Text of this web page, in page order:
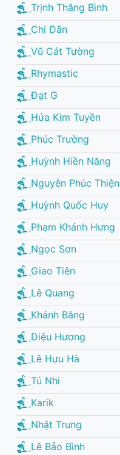
Trịnh Thăng Bình
Chi Dân
Vũ Cát Tường
Rhymastic
Đạt G
Hứa Kim Tuyền
Phúc Trường
Huỳnh Hiền Năng
Nguyễn Phúc Thiện
Huỳnh Quốc Huy
Phạm Khánh Hưng
Ngọc Sơn
Giao Tiên
Lê Quang
Khánh Băng
Diệu Hương
Lê Hựu Hà
Tú Nhi
Karik
Nhật Trung
Lê Bảo Bình